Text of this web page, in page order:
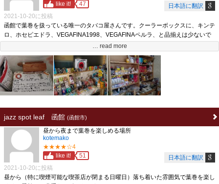
日本語に翻訳
like it!
47
2021-10-20に投稿
函館で葉巻を扱っている唯一のタバコ屋さんです。クーラーボックスに、キンテ
ロ、ホセピエドラ、VEGAFINA1998、VEGAFINAペルラ、と品揃えは少ないで
すが販売されています。（２０２０年当時）。
ただし、お店の販売が主に゛お客さんから要望のあったものを取り寄せる゛のを
メインとしているため、葉巻も取り寄せ可能なものは取り寄せてもらい購入する
ことが可能です。
また店内に２席喫煙用の席が用意されています。
よく葉巻やタバコの話をしながら、葉巻を楽しんだものです。
性と、要望を可能な限り聞いてくれる店主の対応を考慮し星４としました。
… read more
jazz spot leaf 函館 (函館市)
日本語に翻訳
昼から夜まで葉巻を楽しめる場所
kotemako
★★★★☆4
like it!
51
2021-10-20に投稿
昼から（特に喫煙可能な喫茶店が閉まる日曜日）落ち着いた雰囲気で葉巻を楽し